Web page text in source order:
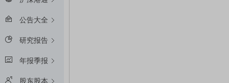
公告大全
研究报告
年报季报
股东股本